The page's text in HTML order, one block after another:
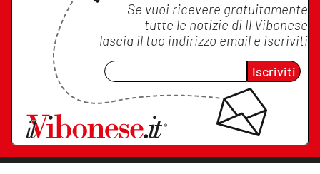
Se vuoi ricevere gratuitamente
tutte le notizie di Il Vibonese
lascia il tuo indirizzo email e iscriviti
Iscriviti